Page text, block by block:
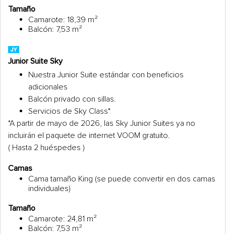
Tamaño
Camarote: 18,39 m²
Balcón: 7,53 m²
Junior Suite Sky
Nuestra Junior Suite estándar con beneficios
adicionales
Balcón privado con sillas.
Servicios de Sky Class*
*A partir de mayo de 2026, las Sky Junior Suites ya no
incluirán el paquete de internet VOOM gratuito.
( Hasta 2 huéspedes )
Camas
Cama tamaño King (se puede convertir en dos camas
individuales)
Tamaño
Camarote: 24,81 m²
Balcón: 7,53 m²